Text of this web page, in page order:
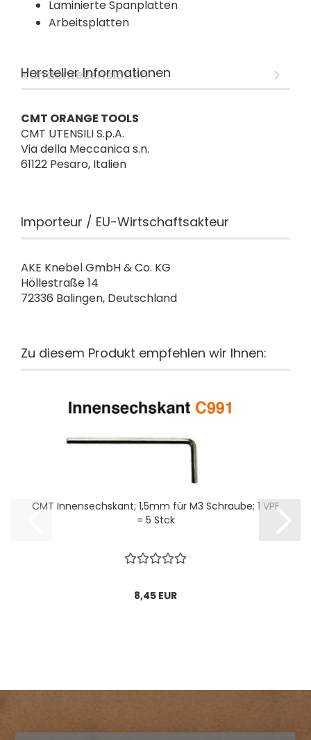
Laminierte Spanplatten
Arbeitsplatten
Kundenrezensionen
Hersteller Informationen
CMT ORANGE TOOLS
CMT UTENSILI S.p.A.
Via della Meccanica s.n.
61122 Pesaro, Italien
Importeur / EU-Wirtschaftsakteur
AKE Knebel GmbH & Co. KG
Höllestraße 14
72336 Balingen, Deutschland
Zu diesem Produkt empfehlen wir Ihnen:
CMT Innensechskant; 1,5mm für M3 Schraube; 1 VPE
= 5 Stck
8,45 EUR